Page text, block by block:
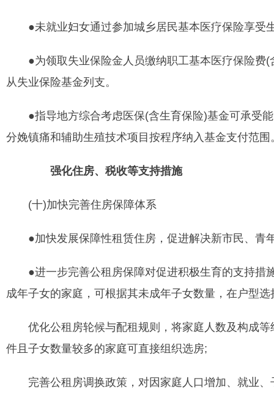
●未就业妇女通过参加城乡居民基本医疗保险享受
●为领取失业保险金人员缴纳职工基本医疗保险费(
从失业保险基金列支。
●指导地方综合考虑医保(含生育保险)基金可承受能
分娩镇痛和辅助生殖技术项目按程序纳入基金支付范围
强化住房、税收等支持措施
(十)加快完善住房保障体系
●加快发展保障性租赁住房，促进解决新市民、青
●进一步完善公租房保障对促进积极生育的支持措
成年子女的家庭，可根据其未成年子女数量，在户型
优化公租房轮候与配租规则，将家庭人数及构成等
件且子女数量较多的家庭可直接组织选房;
完善公租房调换政策，对因家庭人口增加、就业、